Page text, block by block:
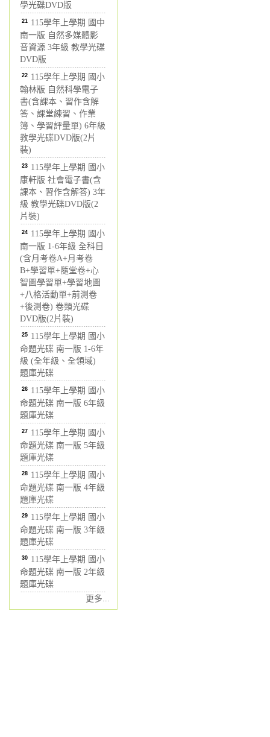
學光碟DVD版
21 115學年上學期 國中
南一版 自然多媒體影
音資源 3年級 教學光碟
DVD版
22 115學年上學期 國小
翰林版 自然科學電子
書(含課本、習作含解
答、課堂練習、作業
簿、學習評量單) 6年級
教學光碟DVD版(2片
裝)
23 115學年上學期 國小
康軒版 社會電子書(含
課本、習作含解答) 3年
級 教學光碟DVD版(2
片裝)
24 115學年上學期 國小
南一版 1-6年級 全科目
(含月考卷A+月考卷
B+學習單+隨堂卷+心
智圖學習單+學習地圖
+八格活動單+前測卷
+後測卷) 卷類光碟
DVD版(2片裝)
25 115學年上學期 國小
命題光碟 南一版 1-6年
級 (全年級、全領域)
題庫光碟
26 115學年上學期 國小
命題光碟 南一版 6年級
題庫光碟
27 115學年上學期 國小
命題光碟 南一版 5年級
題庫光碟
28 115學年上學期 國小
命題光碟 南一版 4年級
題庫光碟
29 115學年上學期 國小
命題光碟 南一版 3年級
題庫光碟
30 115學年上學期 國小
命題光碟 南一版 2年級
題庫光碟
更多...